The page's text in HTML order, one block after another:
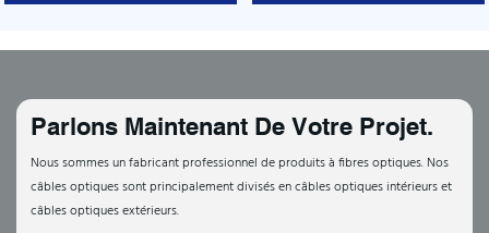
Parlons Maintenant De Votre Projet.
Nous sommes un fabricant professionnel de produits à fibres optiques. Nos
câbles optiques sont principalement divisés en câbles optiques intérieurs et
câbles optiques extérieurs.